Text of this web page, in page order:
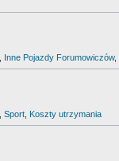
Inne Pojazdy Forumowiczów,
Sport Koszty utrzymania